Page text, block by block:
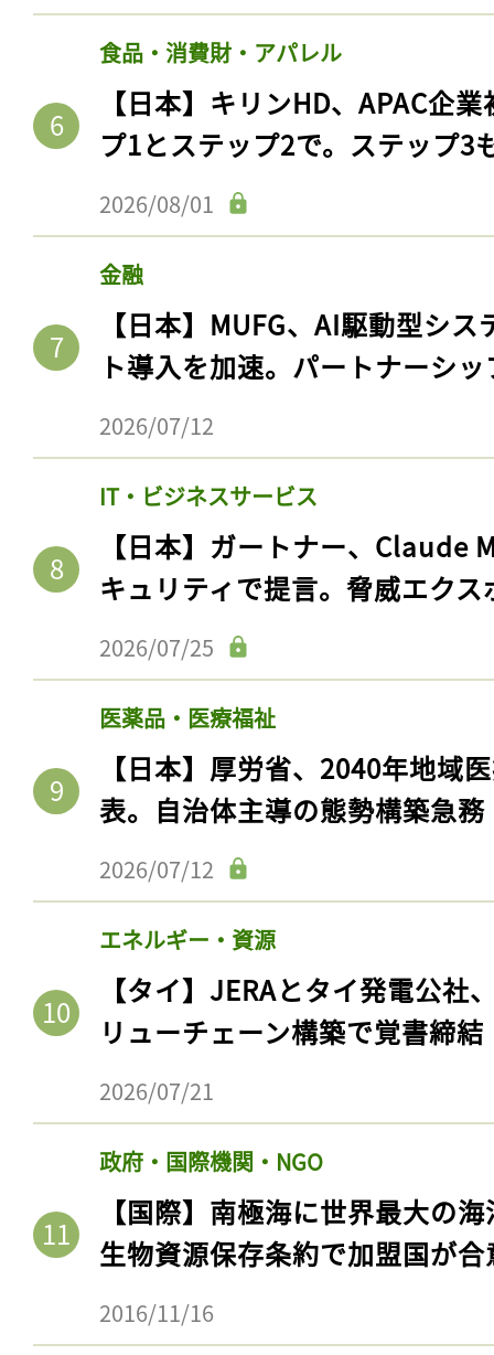
食品・消費財・アパレル
【日本】キリンHD、APAC企
プ1とステップ2で。ステップ3
2026/08/01
金融
【日本】MUFG、AI駆動型シ
ト導入を加速。パートナーシ
2026/07/12
IT・ビジネスサービス
【日本】ガートナー、Claude
キュリティで提言。脅威エク
2026/07/25
医薬品・医療福祉
【日本】厚労省、2040年地域
表。自治体主導の態勢構築急務
2026/07/12
エネルギー・資源
【タイ】JERAとタイ発電公社
リューチェーン構築で覚書締結
2026/07/21
政府・国際機関・NGO
【国際】南極海に世界最大の
生物資源保存条約で加盟国が合
2016/11/16
記事をお気に入りに
ログイン